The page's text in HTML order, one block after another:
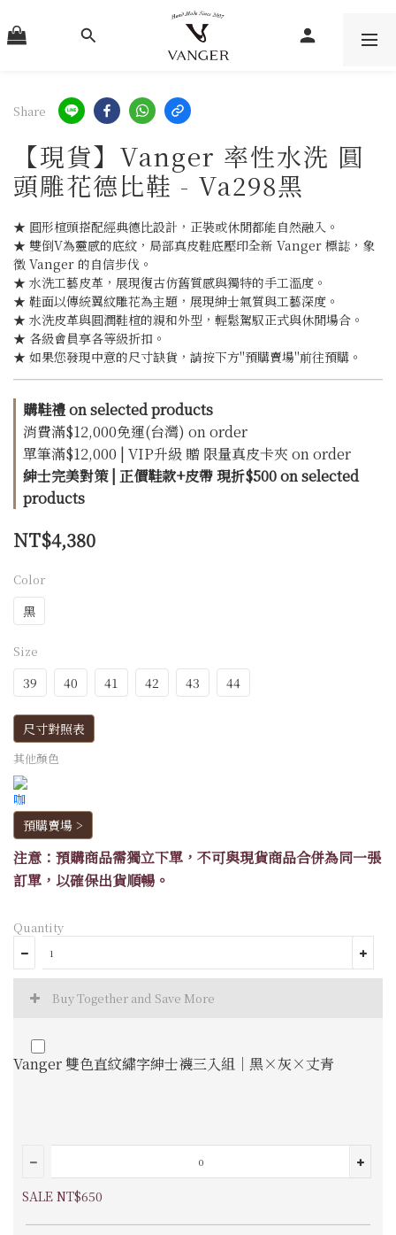
Share
【現貨】Vanger 率性水洗 圓
頭雕花德比鞋 - Va298黑
★ 圓形楦頭搭配經典德比設計，正裝或休閒都能自然融入。
★ 雙倒V為靈感的底紋，局部真皮鞋底壓印全新 Vanger 標誌，象
徵 Vanger 的自信步伐。
★ 水洗工藝皮革，展現復古仿舊質感與獨特的手工溫度。
★ 鞋面以傳統翼紋雕花為主題，展現紳士氣質與工藝深度。
★ 水洗皮革與圓潤鞋楦的親和外型，輕鬆駕馭正式與休閒場合。
★ 各級會員享各等級折扣。
★ 如果您發現中意的尺寸缺貨，請按下方"預購賣場"前往預購。
購鞋禮 on selected products
消費滿$12,000免運(台灣) on order
單筆滿$12,000 | VIP升級 贈 限量真皮卡夾 on order
紳士完美對策 | 正價鞋款+皮帶 現折$500 on selected
products
NT$4,380
Color
黑
Size
39 40 41 42 43 44
尺寸對照表
其他顏色
預購賣場 >
注意：預購商品需獨立下單，不可與現貨商品合併為同一張
訂單，以確保出貨順暢。
Quantity
Buy Together and Save More
Vanger 雙色直紋繡字紳士襪三入組｜黑×灰×丈青
SALE NT$650